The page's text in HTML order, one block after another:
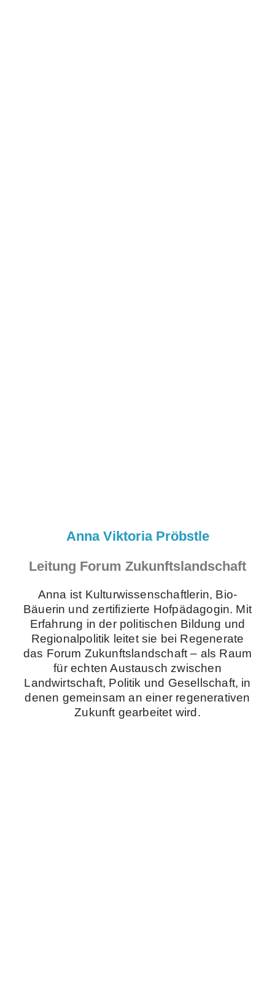
Anna Viktoria Pröbstle
Leitung Forum Zukunftslandschaft
Anna ist Kulturwissenschaftlerin, Bio-
Bäuerin und zertifizierte Hofpädagogin. Mit
Erfahrung in der politischen Bildung und
Regionalpolitik leitet sie bei Regenerate
das Forum Zukunftslandschaft – als Raum
für echten Austausch zwischen
Landwirtschaft, Politik und Gesellschaft, in
denen gemeinsam an einer regenerativen
Zukunft gearbeitet wird.